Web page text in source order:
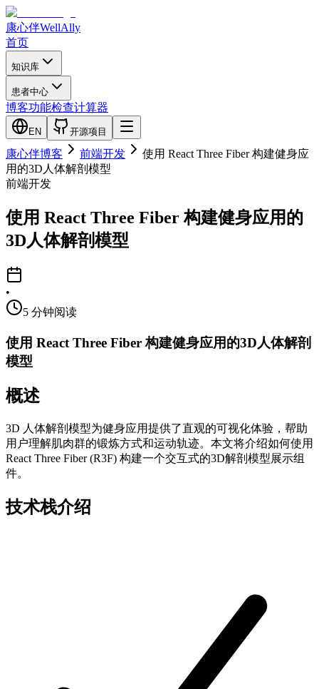
康心伴WellAlly
首页
知识库
患者中心
博客功能检查计算器
EN 开源项目
康心伴博客 前端开发
使用 React Three Fiber 构建健身应
用的3D人体解剖模型
前端开发
使用 React Three Fiber 构建健身应用的
3D人体解剖模型
•
5 分钟阅读
使用 React Three Fiber 构建健身应用的3D人体解剖
模型
概述
3D 人体解剖模型为健身应用提供了直观的可视化体验，帮助
用户理解肌肉群的锻炼方式和运动轨迹。本文将介绍如何使用
React Three Fiber (R3F) 构建一个交互式的3D解剖模型展示组
件。
技术栈介绍